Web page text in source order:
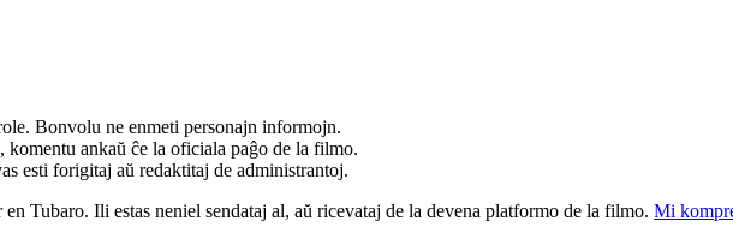
Bonvolu ne enmeti personajn informojn.
ankaŭ ĉe la oficiala paĝo de la filmo.
esti forigitaj aŭ redaktitaj de administrantoj.
Tubaro. Ili estas neniel sendataj al, aŭ ricevataj de la devena platformo de la filmo. Mi